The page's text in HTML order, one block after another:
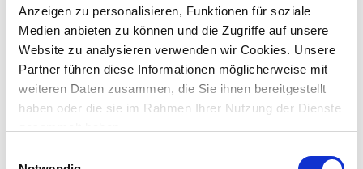
Anzeigen zu personalisieren, Funktionen für soziale
Medien anbieten zu können und die Zugriffe auf unsere
Website zu analysieren verwenden wir Cookies. Unsere
Partner führen diese Informationen möglicherweise mit
weiteren Daten zusammen, die Sie ihnen bereitgestellt
haben oder die sie im Rahmen Ihrer Nutzung der Dienste
In den Warenkorb
Merken
ZUBEHÖR UND PASSENDE ARTIKEL: